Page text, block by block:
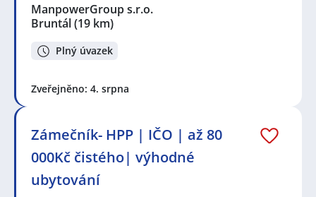
ManpowerGroup s.r.o.
Bruntál(19 km)
Plný úvazek
Zveřejněno: 4. srpna
Zámečník- HPP | IČO | až 80
000Kč čistého| výhodné
ubytování